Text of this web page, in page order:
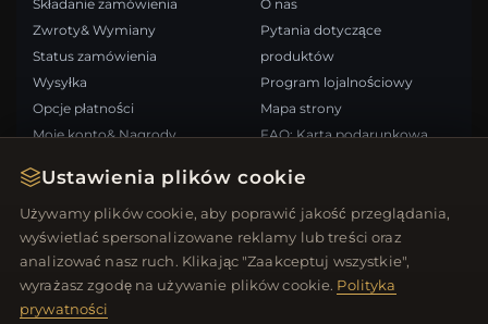
Ustawienia plików cookie
Używamy plików cookie, aby poprawić jakość przeglądania,
wyświetlać spersonalizowane reklamy lub treści oraz
analizować nasz ruch. Klikając "Zaakceptuj wszystkie",
wyrażasz zgodę na używanie plików cookie. Polityka
prywatności
Składanie zamówienia
Zwroty& Wymiany
Status zamówienia
Wysyłka
Opcje płatności
Moje konto& Nagrody
O nas
Pytania dotyczące
produktów
Program lojalnościowy
Mapa strony
FAQ: Karta podarunkowa
Wypisz się z newslettera
SZYBKIE LINKI
Nowe produkty
Oferty specjalne
ŚLEDŹ NAS